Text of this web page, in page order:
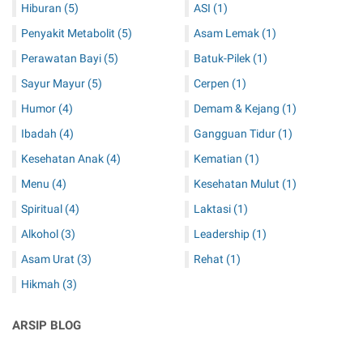
Hiburan (5)
Penyakit Metabolit (5)
Perawatan Bayi (5)
Sayur Mayur (5)
Humor (4)
Ibadah (4)
Kesehatan Anak (4)
Menu (4)
Spiritual (4)
Alkohol (3)
Asam Urat (3)
Hikmah (3)
ASI (1)
Asam Lemak (1)
Batuk-Pilek (1)
Cerpen (1)
Demam & Kejang (1)
Gangguan Tidur (1)
Kematian (1)
Kesehatan Mulut (1)
Laktasi (1)
Leadership (1)
Rehat (1)
ARSIP BLOG